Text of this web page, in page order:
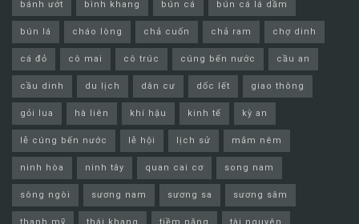
bánh ướt bình khang bún cá bún cá lá dầm
bún lá cháo lòng chả cuốn chả ram chợ dinh
cá đỏ cô mai cô trúc cúng bến nước cầu an
cầu dinh du lịch dân cư dốc lết giao thông
gỏi lua hà liên khí hậu kinh tế kỳ an
lễ cúng bến nước lễ hội lịch sử mắm nêm
ninh hòa ninh tây quan cai cơ song nam
sông ngòi sương nam sương sa sương sâm